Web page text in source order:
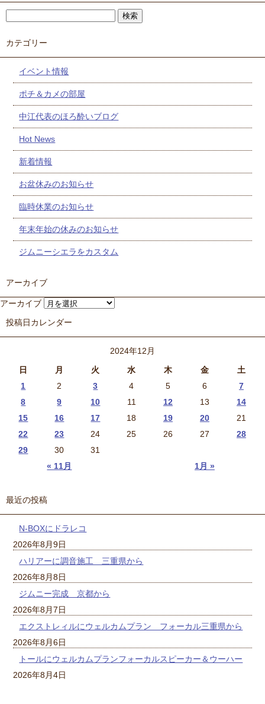
カテゴリー
イベント情報
ポチ＆カメの部屋
中江代表のほろ酔いブログ
Hot News
新着情報
お盆休みのお知らせ
臨時休業のお知らせ
年末年始の休みのお知らせ
ジムニーシエラをカスタム
アーカイブ
アーカイブ
投稿日カレンダー
2024年12月
日
月 火 水 木 金 土
« 11月 1月 »
1 2 3 4 5 6
7
8
9 10 11 12 13
14
15
16 17 18 19 20
21
22
23 24 25 26 27
28
29
30 31
最近の投稿
N-BOXにドラレコ
2026年8月9日
ハリアーに調音施工 三重県から
2026年8月8日
ジムニー完成 京都から
2026年8月7日
エクストレィルにウェルカムプラン フォーカル三重県から
2026年8月6日
トールにウェルカムプランフォーカルスピーカー＆ウーハー
2026年8月4日